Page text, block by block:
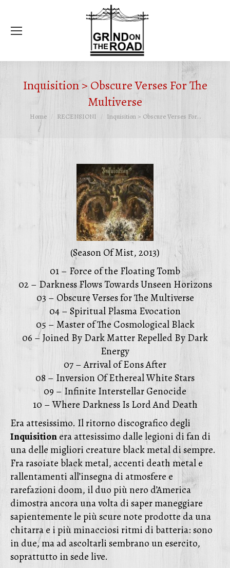
Inquisition > Obscure Verses For The
Multiverse
Tu sei qui:
Home RECENSIONI Inquisition > Obscure Verses For…
(Season Of Mist, 2013)
01 – Force of the Floating Tomb
02 – Darkness Flows Towards Unseen Horizons
03 – Obscure Verses for The Multiverse
04 – Spiritual Plasma Evocation
05 – Master of The Cosmological Black
06 – Joined By Dark Matter Repelled By Dark
Energy
07 – Arrival of Eons After
08 – Inversion Of Ethereal White Stars
09 – Infinite Interstellar Genocide
10 – Where Darkness Is Lord And Death
Era attesissimo. Il ritorno discografico degli
Inquisitionera attesissimo dalle legioni di fan di
una delle migliori creature black metal di sempre.
Fra rasoiate black metal, accenti death metal e
rallentamenti all’insegna di atmosfere e
rarefazioni doom, il duo più nero d’America
dimostra ancora una volta di saper maneggiare
sapientemente le più scure note prodotte da una
chitarra e i più minacciosi ritmi di batteria: sono
in due, ma ad ascoltarli sembrano un esercito,
soprattutto in sede live.